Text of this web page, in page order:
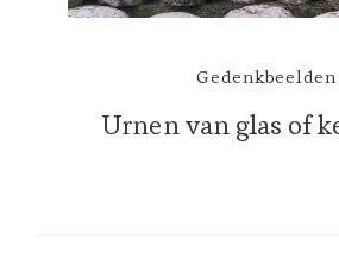
Gedenkbeelden
Urnen van glas of